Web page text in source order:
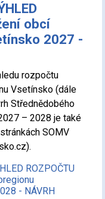
obcí
2027 -
rozpočtu
Vsetínsko (dále
Střednědobého
– 2028 je také
SOMV
ROZPOČTU
- NÁVRH